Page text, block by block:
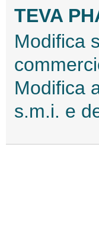
TEVA
Modifica
Modifica
s.m.i. e